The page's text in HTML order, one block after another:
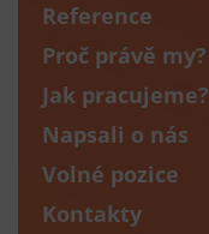
Reference
Proč právě my?
Jak pracujeme?
Napsali o nás
Volné pozice
Kontakty